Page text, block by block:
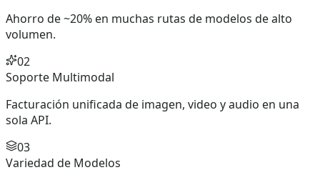
Ahorro de ~20% en muchas rutas de modelos de alto
volumen.
02
Soporte Multimodal
Facturación unificada de imagen, video y audio en una
sola API.
03
Variedad de Modelos